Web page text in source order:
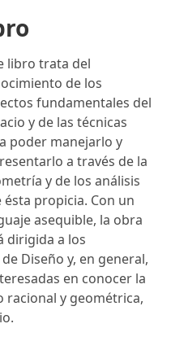
libro trata del
de los
fundamentales del
y de las técnicas
poder manejarlo y
a través de la
y de los análisis
ésta propicia. Con un
asequible, la obra
dirigida a los
Diseño y, en general,
en conocer la
y geométrica,